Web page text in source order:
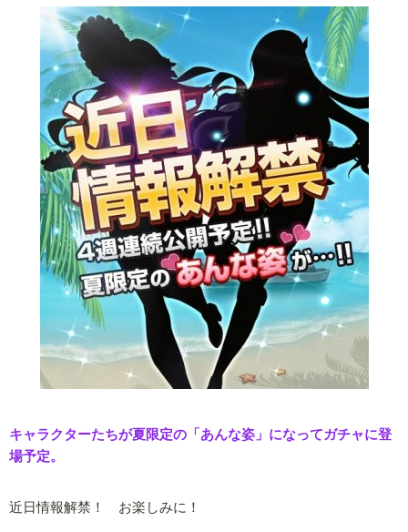
キャラクターたちが夏限定の「あんな姿」になってガチャに登
場予定。
近日情報解禁！ お楽しみに！